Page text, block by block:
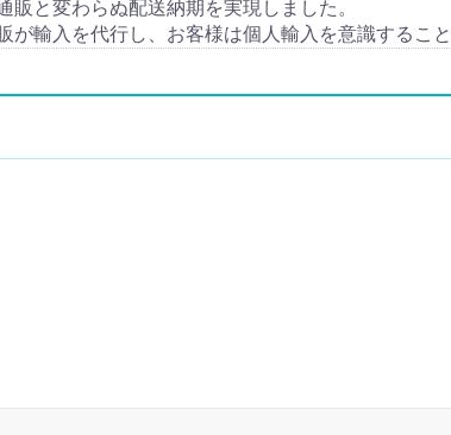
と変わらぬ配送納期を実現しました。
輸入を代行し、お客様は個人輸入を意識するこ